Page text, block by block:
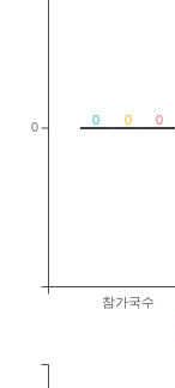
0 0 0
참가국수
0